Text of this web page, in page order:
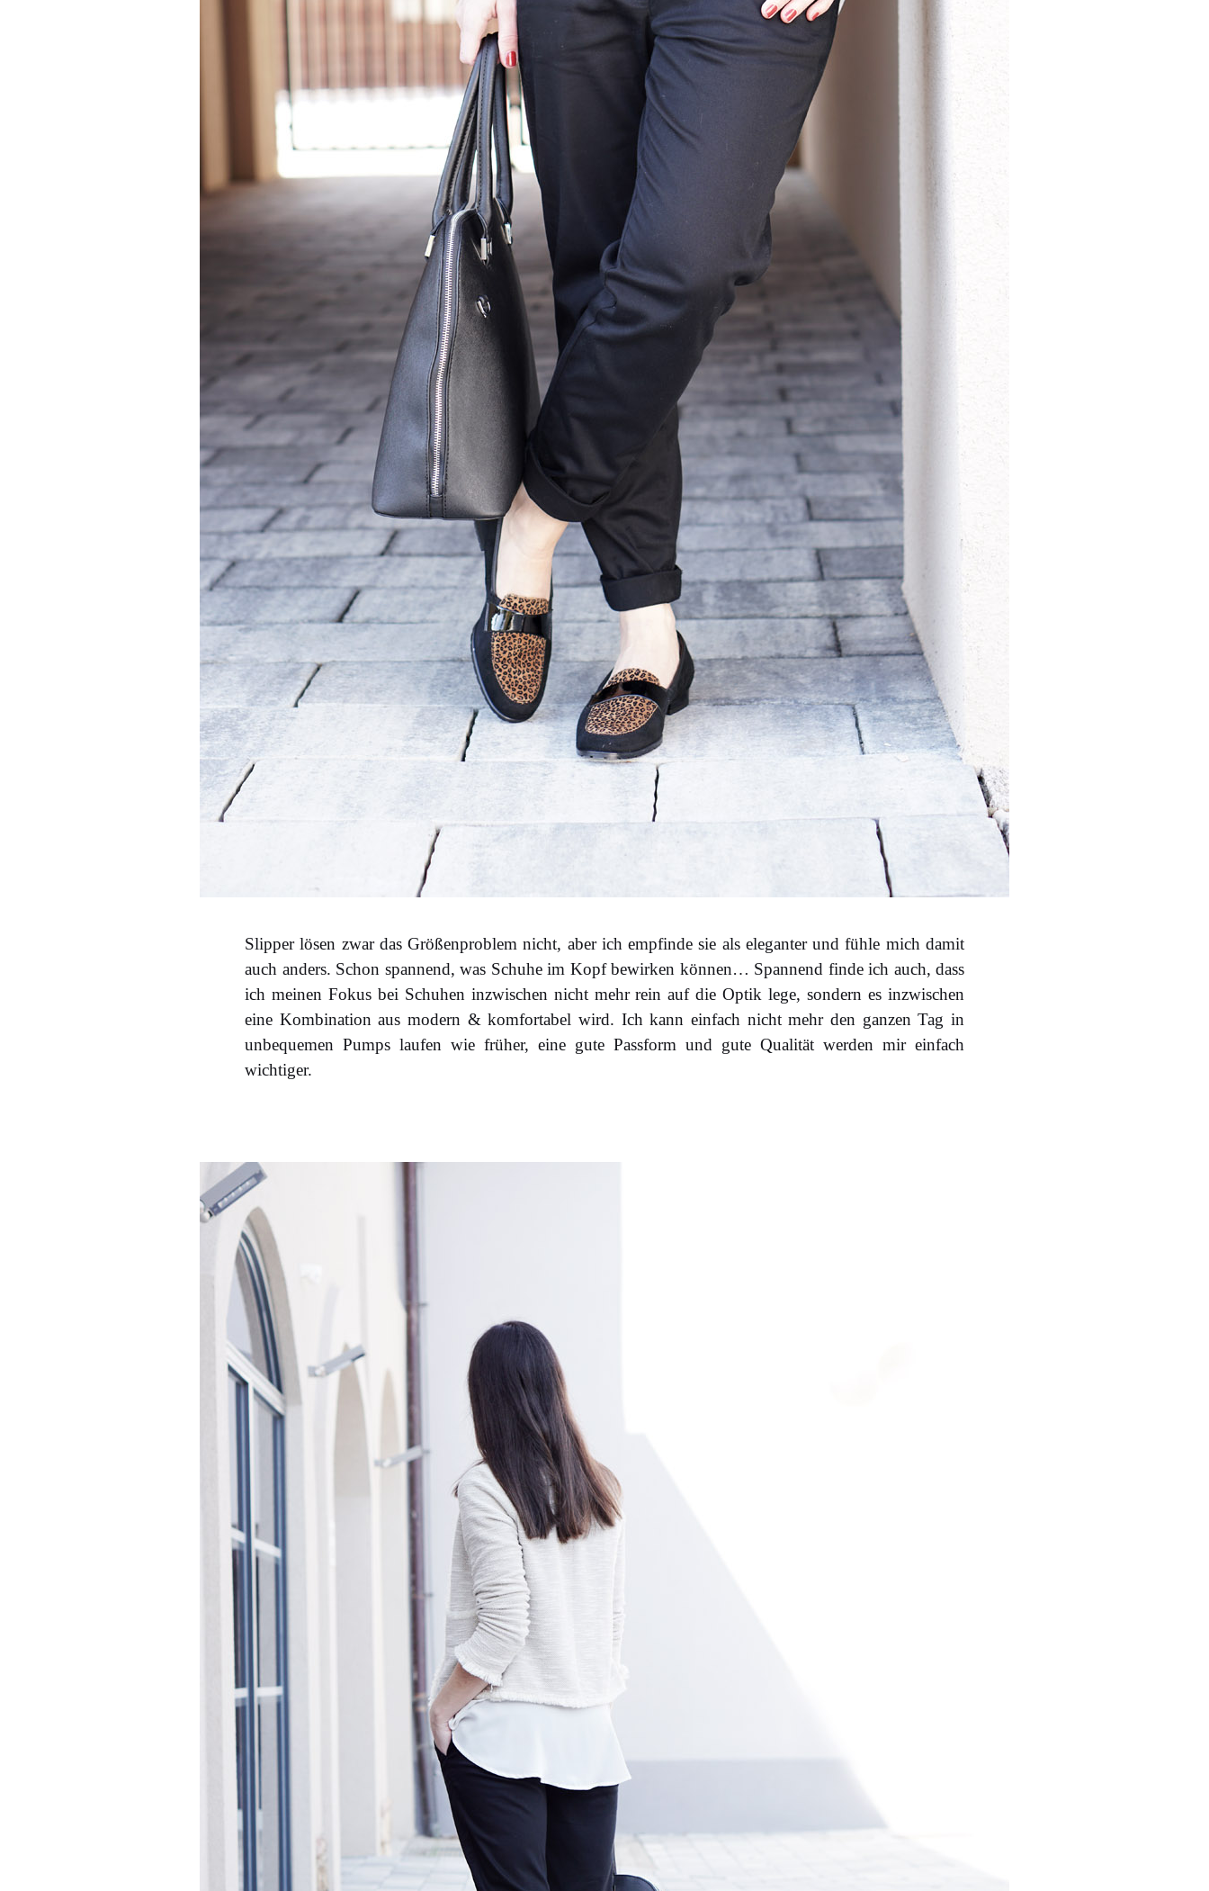
Slipper lösen zwar das Größenproblem nicht, aber ich empfinde sie als eleganter und fühle mich damit
auch anders. Schon spannend, was Schuhe im Kopf bewirken können… Spannend finde ich auch, dass
ich meinen Fokus bei Schuhen inzwischen nicht mehr rein auf die Optik lege, sondern es inzwischen
eine Kombination aus modern & komfortabel wird. Ich kann einfach nicht mehr den ganzen Tag in
unbequemen Pumps laufen wie früher, eine gute Passform und gute Qualität werden mir einfach
wichtiger.